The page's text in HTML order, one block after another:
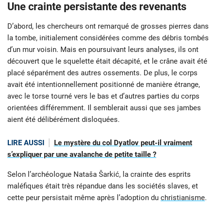
Une crainte persistante des revenants
D’abord, les chercheurs ont remarqué de grosses pierres dans
la tombe, initialement considérées comme des débris tombés
d’un mur voisin. Mais en poursuivant leurs analyses, ils ont
découvert que le squelette était décapité, et le crâne avait été
placé séparément des autres ossements. De plus, le corps
avait été intentionnellement positionné de manière étrange,
avec le torse tourné vers le bas et d’autres parties du corps
orientées différemment. Il semblerait aussi que ses jambes
aient été délibérément disloquées.
LIRE AUSSI
Le mystère du col Dyatlov peut-il vraiment
s’expliquer par une avalanche de petite taille ?
Selon l’archéologue Nataša Šarkić, la crainte des esprits
maléfiques était très répandue dans les sociétés slaves, et
cette peur persistait même après l’adoption du christianisme.